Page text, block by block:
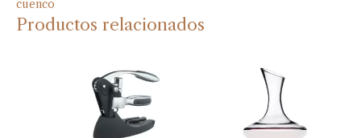
cuenco
Productos relacionados